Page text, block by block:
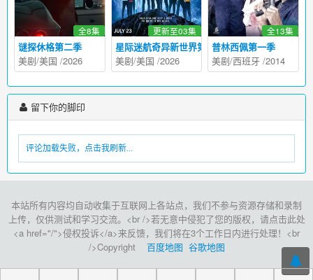
谜探休格第二季
全8集
美剧/美国 /2026
星际迷航奇异新世界第四季
更新至03集
美剧/美国 /2026
普林西佩第一季
全13集
美剧/西班牙 /2014
留下你的脚印
评论加载失败，点击我刷新...
本站所有内容均自动收集于互联网上各站点，我们不参与资源存储和录制
上传，仅供测试和学习交流。<br />若无意中侵犯了您的版权，请点击此处
<a href="/">侵权投诉</a>来反馈，我们将在3个工作日内进行处理！<br
/>Copyright 百度地图 谷歌地图